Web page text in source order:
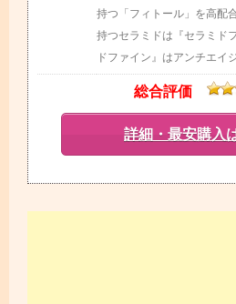
持つ「フィトール」を高配
持つセラミドは『セラミド
ドファイン』はアンチエイ
総合評価
詳細・最安購入